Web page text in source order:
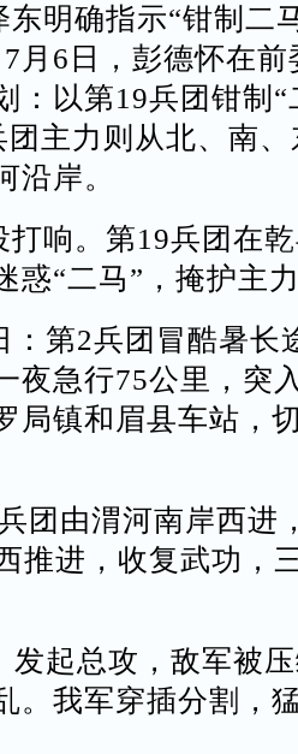
明确指示“钳制二
月6日，彭德怀在
：以第19兵团钳制“
主力则从北、南
沿岸。
响。第19兵团在
惑“二马”，掩护主
第2兵团冒酷暑长
夜急行75公里，突
局镇和眉县车站，
团由渭河南岸西进
推进，收复武功，
起总攻，敌军被
。我军穿插分割，